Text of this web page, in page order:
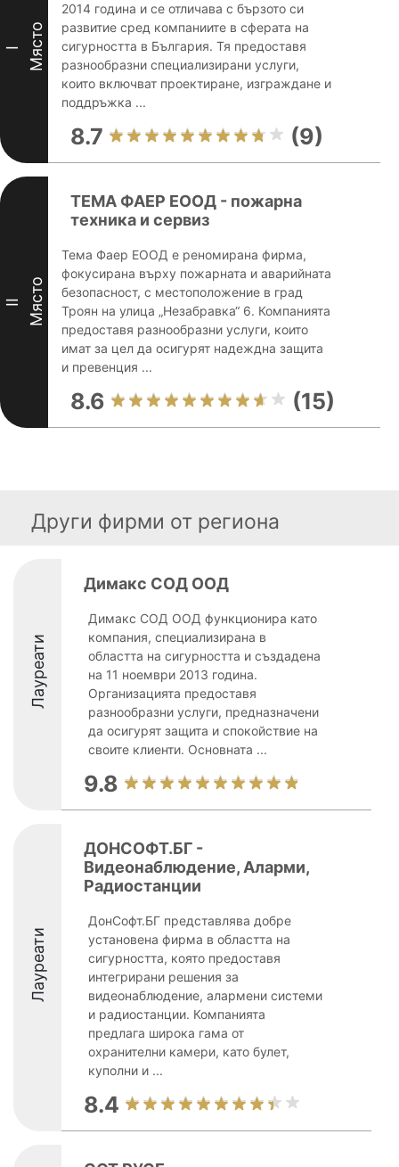
I Място
2014 година и се отличава с бързото си
развитие сред компаниите в сферата на
сигурността в България. Тя предоставя
разнообразни специализирани услуги,
които включват проектиране, изграждане и
поддръжка ...
8.7 (9)
II Място
ТЕМА ФАЕР ЕООД - пожарна
техника и сервиз
Тема Фаер ЕООД е реномирана фирма,
фокусирана върху пожарната и аварийната
безопасност, с местоположение в град
Троян на улица „Незабравка“ 6. Компанията
предоставя разнообразни услуги, които
имат за цел да осигурят надеждна защита
и превенция ...
8.6 (15)
Други фирми от региона
Лауреати
Димакс СОД ООД
Димакс СОД ООД функционира като
компания, специализирана в
областта на сигурността и създадена
на 11 ноември 2013 година.
Организацията предоставя
разнообразни услуги, предназначени
да осигурят защита и спокойствие на
своите клиенти. Основната ...
9.8
Лауреати
ДОНСОФТ.БГ -
Видеонаблюдение, Аларми,
Радиостанции
ДонСофт.БГ представлява добре
установена фирма в областта на
сигурността, която предоставя
интегрирани решения за
видеонаблюдение, алармени системи
и радиостанции. Компанията
предлага широка гама от
охранителни камери, като булет,
куполни и ...
8.4